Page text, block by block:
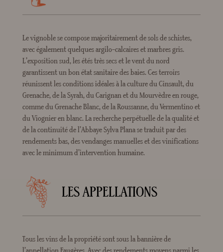
Le vignoble se compose majoritairement de sols de schistes,
avec également quelques argilo-calcaires et marbres gris.
L’exposition sud, les étés très secs et le vent du nord
garantissent un bon état sanitaire des baies. Ces terroirs
réunissent les conditions idéales à la culture du Cinsault, du
Grenache, de la Syrah, du Carignan et du Mourvèdre en rouge,
comme du Grenache Blanc, de la Roussanne, du Vermentino et
du Viognier en blanc. La recherche perpétuelle de la qualité et
de la continuité de l’Abbaye Sylva Plana se traduit par des
rendements bas, des vendanges manuelles et des vinifications
avec le minimum d’intervention humaine.
LES APPELLATIONS
Tous les vins de la propriété sont sous la bannière de